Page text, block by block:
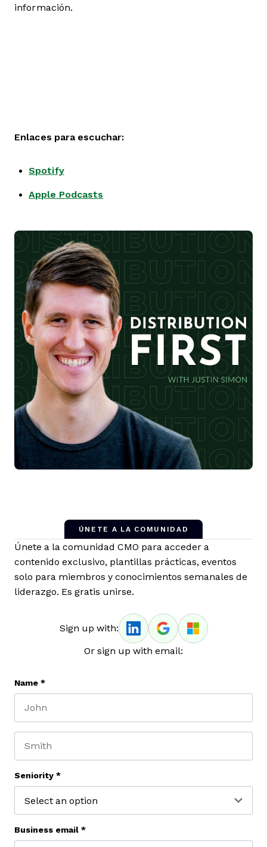
información.
Enlaces para escuchar:
Spotify
Apple Podcasts
ÚNETE A LA COMUNIDAD
Únete a la comunidad CMO para acceder a
contenido exclusivo, plantillas prácticas, eventos
solo para miembros y conocimientos semanales de
liderazgo. Es gratis unirse.
Sign up with:
Or sign up with email:
Name *
Seniority *
Business email *